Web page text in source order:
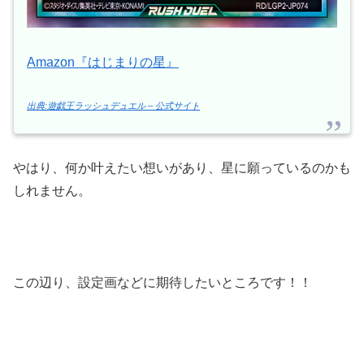
Amazon『はじまりの星』
出典:遊戯王ラッシュデュエル – 公式サイト
やはり、何か叶えたい想いがあり、星に願っているのかも
しれません。
この辺り、設定画などに期待したいところです！！